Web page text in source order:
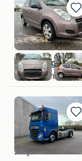
in
Mijn
Auto Village
Zwijndrecht
in
Mijn
export cars
Zwijndrecht